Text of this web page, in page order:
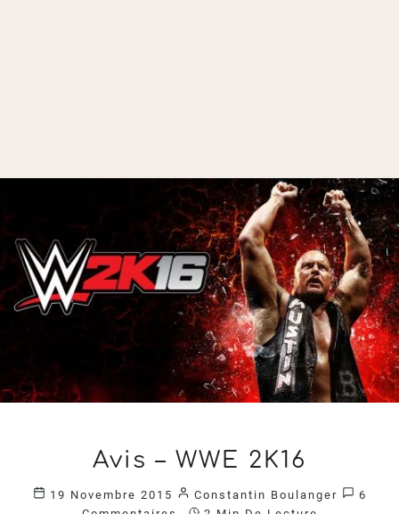
–
2K16
Avis – WWE 2K16
19 Novembre 2015 Constantin Boulanger
6